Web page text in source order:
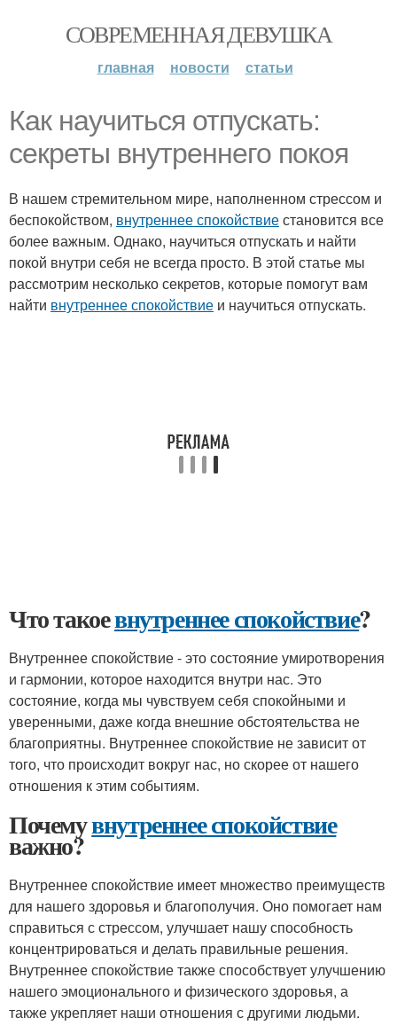
СОВРЕМЕННАЯ ДЕВУШКА
главная новости статьи
Как научиться отпускать:
секреты внутреннего покоя
В нашем стремительном мире, наполненном стрессом и
беспокойством, внутреннее спокойствиестановится все
более важным. Однако, научиться отпускать и найти
покой внутри себя не всегда просто. В этой статье мы
рассмотрим несколько секретов, которые помогут вам
найти внутреннее спокойствие и научиться отпускать.
Что такоевнутреннее спокойствие?
Внутреннее спокойствие - это состояние умиротворения
и гармонии, которое находится внутри нас. Это
состояние, когда мы чувствуем себя спокойными и
уверенными, даже когда внешние обстоятельства не
благоприятны. Внутреннее спокойствие не зависит от
того, что происходит вокруг нас, но скорее от нашего
отношения к этим событиям.
Почемувнутреннее спокойствие
важно?
Внутреннее спокойствие имеет множество преимуществ
для нашего здоровья и благополучия. Оно помогает нам
справиться с стрессом, улучшает нашу способность
концентрироваться и делать правильные решения.
Внутреннее спокойствие также способствует улучшению
нашего эмоционального и физического здоровья, а
также укрепляет наши отношения с другими людьми.